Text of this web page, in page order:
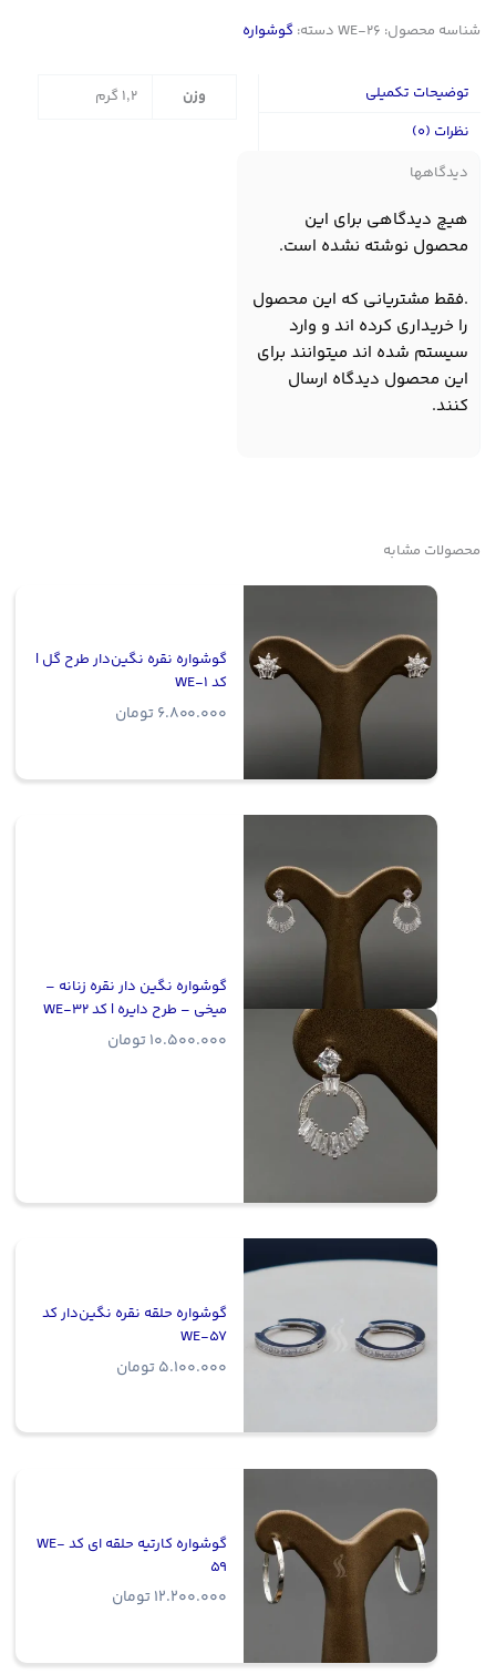
شناسه محصول: WE-26 دسته: گوشواره
توضیحات تکمیلی
نظرات (0)
وزن 1,2 گرم
دیدگاهها
هیچ دیدگاهی برای این
محصول نوشته نشده است.
.فقط مشتریانی که این محصول
را خریداری کرده اند و وارد
سیستم شده اند میتوانند برای
این محصول دیدگاه ارسال
کنند.
محصولات مشابه
گوشواره نقره نگین‌دار طرح گل |
کد WE-1
6.800.000 تومان
گوشواره نگین دار نقره زنانه –
میخی – طرح دایره | کد WE-32
10.500.000 تومان
گوشواره حلقه نقره نگین‌دار کد
WE-57
5.100.000 تومان
گوشواره کارتیه حلقه ای کد WE-
59
12.200.000 تومان